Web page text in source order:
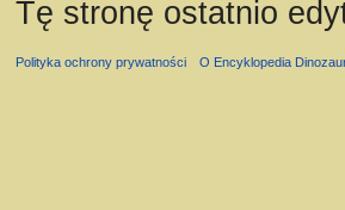
Tę stronę ostatnio
Polityka ochrony prywatności O Encyklopedia